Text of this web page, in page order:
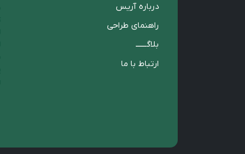
درباره آریس
راهنمای طراحی
بلاگــــــ
ارتباط با ما